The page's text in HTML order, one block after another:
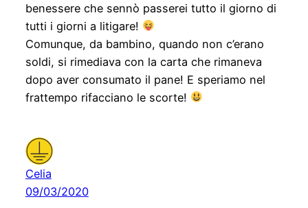
benessere che sennò passerei tutto il giorno di
tutti i giorni a litigare!
Comunque, da bambino, quando non c’erano
soldi, si rimediava con la carta che rimaneva
dopo aver consumato il pane! E speriamo nel
frattempo rifacciano le scorte!
Celia
09/03/2020